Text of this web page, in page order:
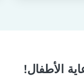
الأطفال!